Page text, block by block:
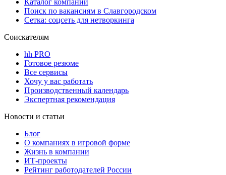
Каталог компаний
Поиск по вакансиям в Славгородском
Сетка: соцсеть для нетворкинга
Соискателям
hh PRO
Готовое резюме
Все сервисы
Хочу у вас работать
Производственный календарь
Экспертная рекомендация
Новости и статьи
Блог
О компаниях в игровой форме
Жизнь в компании
ИТ-проекты
Рейтинг работодателей России